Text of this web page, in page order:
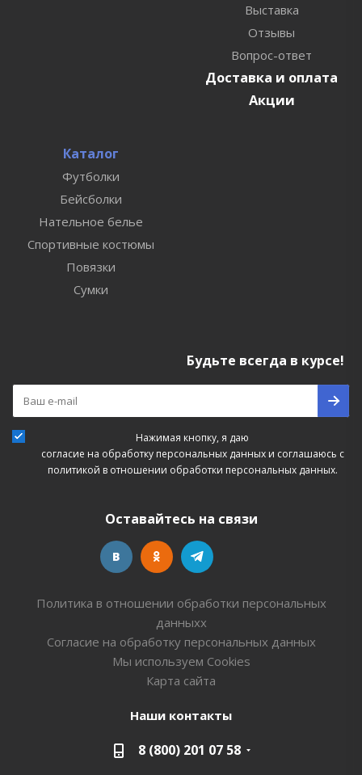
Выставка
Отзывы
Вопрос-ответ
Доставка и оплата
Акции
Каталог
Футболки
Бейсболки
Нательное белье
Спортивные костюмы
Повязки
Сумки
Будьте всегда в курсе!
Нажимая кнопку, я даю
согласие на обработку персональных данныхи соглашаюсь с
политикой в отношении обработки персональных данных.
Оставайтесь на связи
Политика в отношении обработки персональных
данныхх
Согласие на обработку персональных данных
Мы используем Cookies
Карта сайта
Наши контакты
8 (800) 201 07 58